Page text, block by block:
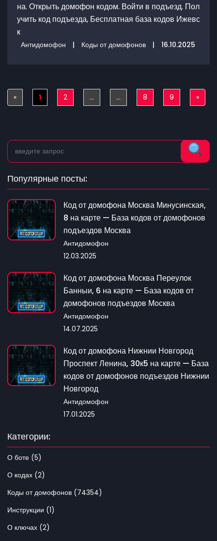
на. Открыть домофон кодом. Войти в подъезд. Пол
учить код подъезда, Бесплатная база кодов Ижевс
к
Антидомофон | Коды от домофонов | 16.10.2025
«Previous
1 2 ... ... 8 9 »Next
Популярные посты:
Код от домофона Москва Минусинская,
8 на карте — База кодов от домофонов
подъездов Москва
Антидомофон
12.03.2025
Код от домофона Москва Переулок
Банныи, 6 на карте — База кодов от
домофонов подъездов Москва
Антидомофон
14.07.2025
Код от домофона Нижнии Новгород
Проспект Ленина, 30к5 на карте — База
кодов от домофонов подъездов Нижнии
Новгород
Антидомофон
17.01.2025
Категории:
О боте (5)
О кодах (2)
Коды от домофонов (74354)
Инструкции (1)
О ключах (2)